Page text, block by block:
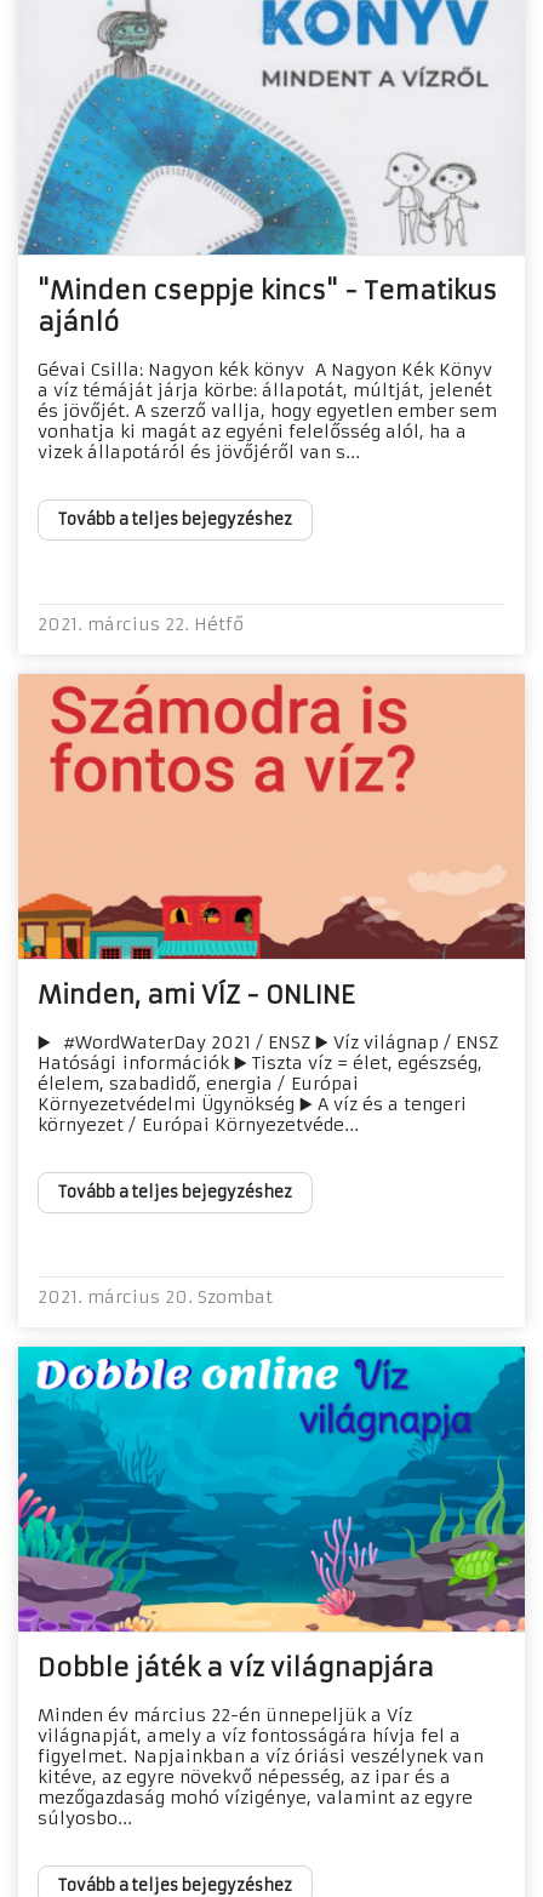
"Minden cseppje kincs" - Tematikus
ajánló
Gévai Csilla: Nagyon kék könyv A Nagyon Kék Könyv
a víz témáját járja körbe: állapotát, múltját, jelenét
és jövőjét. A szerző vallja, hogy egyetlen ember sem
vonhatja ki magát az egyéni felelősség alól, ha a
vizek állapotáról és jövőjéről van s...
Tovább a teljes bejegyzéshez
2021. március 22. Hétfő
Minden, ami VÍZ - ONLINE
▶️ #WordWaterDay 2021 / ENSZ ▶️ Víz világnap / ENSZ
Hatósági információk ▶️ Tiszta víz = élet, egészség,
élelem, szabadidő, energia / Európai
Környezetvédelmi Ügynökség ▶️ A víz és a tengeri
környezet / Európai Környezetvéde...
Tovább a teljes bejegyzéshez
2021. március 20. Szombat
Dobble játék a víz világnapjára
Minden év március 22-én ünnepeljük a Víz
világnapját, amely a víz fontosságára hívja fel a
figyelmet. Napjainkban a víz óriási veszélynek van
kitéve, az egyre növekvő népesség, az ipar és a
mezőgazdaság mohó vízigénye, valamint az egyre
súlyosbo...
Tovább a teljes bejegyzéshez